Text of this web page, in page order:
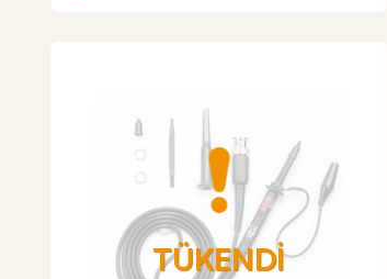
TÜKENDİ